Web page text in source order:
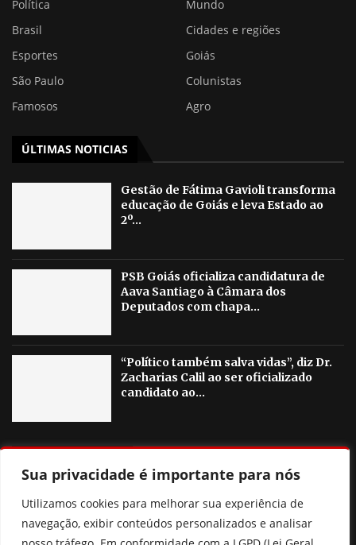
Sua privacidade é importante para nós
Utilizamos cookies para melhorar sua experiência de
navegação, exibir conteúdos personalizados e analisar
Política
Mundo
Brasil
Cidades e regiões
Esportes
Goiás
São Paulo
Colunistas
Famosos
Agro
ÚLTIMAS NOTICIAS
Gestão de Fátima Gavioli transforma
educação de Goiás e leva Estado ao
2º...
PSB Goiás oficializa candidatura de
Aava Santiago à Câmara dos
Deputados com chapa...
“Político também salva vidas”, diz Dr.
Zacharias Calil ao ser oficializado
candidato ao...
Pix Pensão: o que realmente muda? Entenda a nova lei
sem cair nas fake news